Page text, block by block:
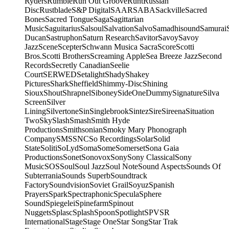
DiscRustbladeS&P DigitalSAARSABASackvilleSacred
BonesSacred TongueSagaSagittarian
MusicSaguitariusSalsoulSalvationSalvoSamadhisoundSamurai
DucanSastruphonSaturn ResearchSavitorSavoySavoy
JazzSceneScepterSchwann Musica SacraScoreScotti
Bros.Scotti BrothersScreaming AppleSea Breeze JazzSecond
RecordsSecretly CanadianSeelie
CourtSERWEDSetalightShadyShakey
PicturesSharkSheffieldShimmy-DiscShining
SiouxShoutShrapnelSiboneySideOneDummySignatureSilva
ScreenSilver
LiningSilvertoneSinSinglebrookSintezSireSireenaSituation
TwoSkySlashSmashSmith Hyde
ProductionsSmithsonianSmoky Mary Phonograph
CompanySMSSNCSo RecordingsSolarSolid
StateSolitiSoLydSomaSomeSomersetSona Gaia
ProductionsSonetSonovoxSonySony ClassicalSony
MusicSOSSoulSoul JazzSoul NoteSound AspectsSounds Of
SubterraniaSounds SuperbSoundtrack
FactorySoundvisionSoviet GrailSoyuzSpanish
PrayersSparkSpectraphonicSpeculaSphere
SoundSpiegeleiSpinefarmSpinout
NuggetsSplascSplashSpoonSpotlightSPVSR
InternationalStageStage OneStar SongStar Trak